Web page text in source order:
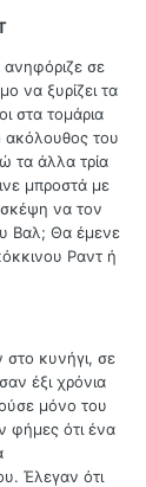
ανηφόριζε σε
να ξυρίζει τα
στα τομάρια
ακόλουθος του
τα άλλα τρία
μπροστά με
να τον
Βαλ; Θα έμενε
Ραντ ή
κυνήγι, σε
έξι χρόνια
μόνο του
φήμες ότι ένα
Έλεγαν ότι